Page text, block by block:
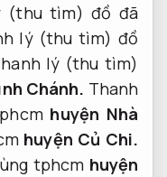
(thu tìm) đồ đã
lý (thu tìm) đồ
lý (thu tìm)
Chánh. Thanh
huyện Nhà
huyện Củ Chi.
tphcm huyện